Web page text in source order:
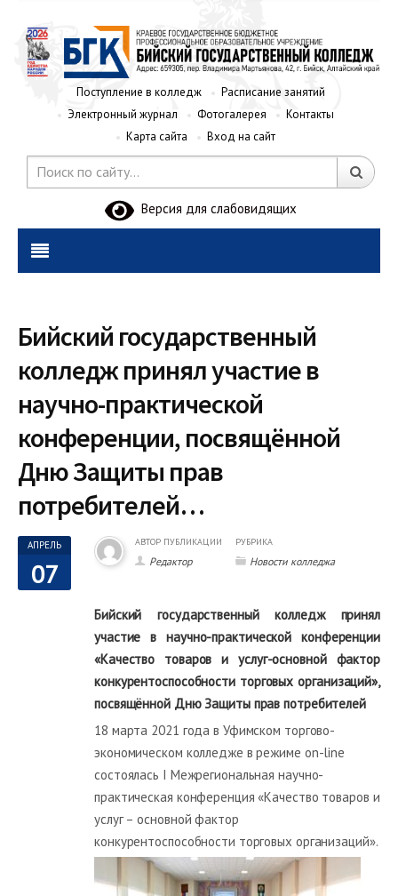
Поступление в колледж
Расписание занятий
Электронный журнал
Фотогалерея
Контакты
Карта сайта
Вход на сайт
Версия для слабовидящих
Бийский государственный
колледж принял участие в
научно-практической
конференции, посвящённой
Дню Защиты прав
потребителей…
АПРЕЛЬ
07
АВТОР ПУБЛИКАЦИИ
Редактор
РУБРИКА
Новости колледжа
Бийский государственный колледж принял
участие в научно-практической конференции
«Качество товаров и услуг-основной фактор
конкурентоспособности торговых организаций»,
посвящённой Дню Защиты прав потребителей
18 марта 2021 года в Уфимском торгово-
экономическом колледже в режиме on-line
состоялась I Межрегиональная научно-
практическая конференция «Качество товаров и
услуг – основной фактор
конкурентоспособности торговых организаций».